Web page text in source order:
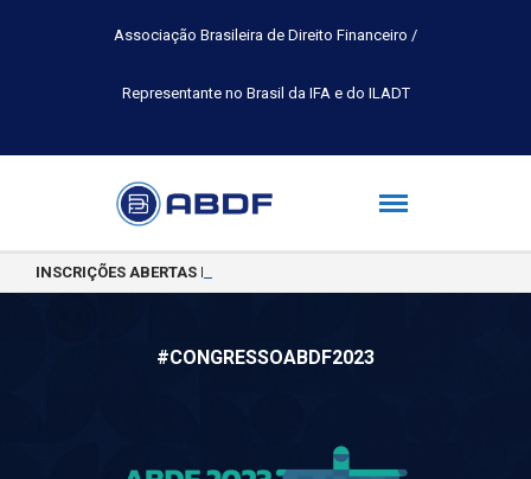
Associação Brasileira de Direito Financeiro /
Representante no Brasil da IFA e do ILADT
INSCRIÇÕES ABERTAS PARA A TURMA 2026.2 DA PÓS-
#CONGRESSOABDF2023